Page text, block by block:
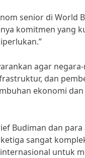
senior di World
komitmen yang
agar
dan
ekonomi
Budiman dan
sangat
untuk